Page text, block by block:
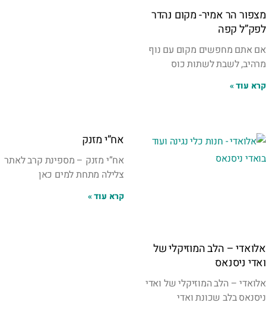
מצפור הר אמיר- מקום נהדר
לפק”ל קפה
אם אתם מחפשים מקום עם נוף
מרהיב, לשבת לשתות כוס
קרא עוד »
אלואדי – הלב המוזיקלי של
ואדי ניסנאס
אלואדי – הלב המוזיקלי של ואדי
ניסנאס בלב שכונת ואדי
אח”י מזנק
אח”י מזנק – מספינת קרב לאתר
צלילה מתחת למים כאן
קרא עוד »